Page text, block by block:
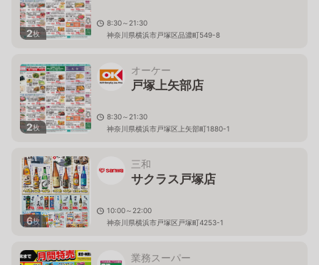
2枚
8:30～21:30
神奈川県横浜市戸塚区品濃町549-8
2枚
オーケー
戸塚上矢部店
8:30～21:30
神奈川県横浜市戸塚区上矢部町1880-1
6枚
三和
サクラス戸塚店
10:00～22:00
神奈川県横浜市戸塚区戸塚町4253-1
業務スーパー